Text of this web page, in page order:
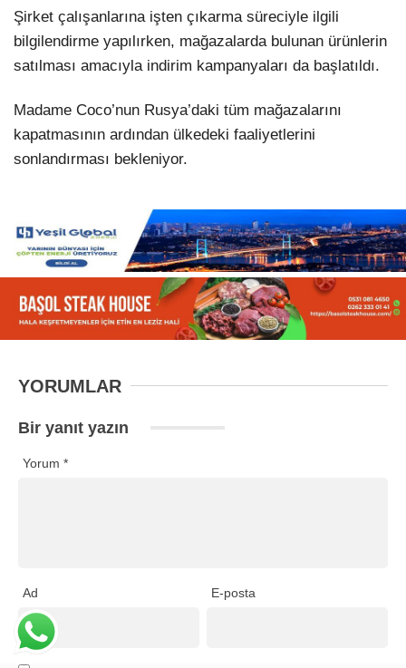
Şirket çalışanlarına işten çıkarma süreciyle ilgili
bilgilendirme yapılırken, mağazalarda bulunan ürünlerin
satılması amacıyla indirim kampanyaları da başlatıldı.
Madame Coco’nun Rusya’daki tüm mağazalarını
kapatmasının ardından ülkedeki faaliyetlerini
sonlandırması bekleniyor.
YORUMLAR
Bir yanıt yazın
Yorum *
Ad E-posta